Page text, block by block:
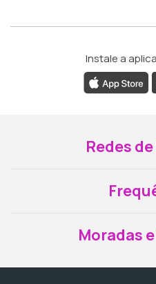
Instale a
Redes
Moradas